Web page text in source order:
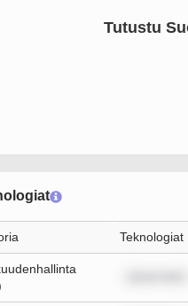
Tutustu
Teknologiat